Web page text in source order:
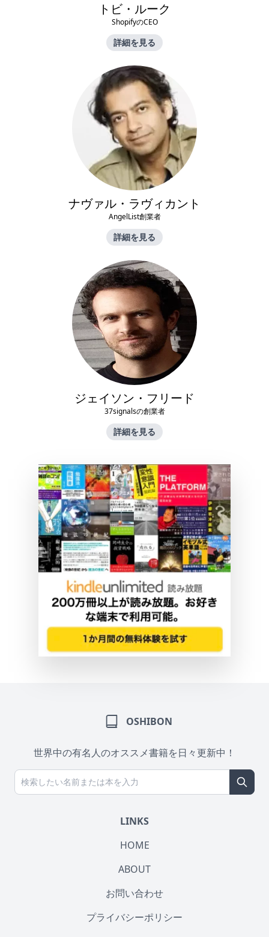
トビ・ルーク
ShopifyのCEO
詳細を見る
ナヴァル・ラヴィカント
AngelList創業者
詳細を見る
ジェイソン・フリード
37signalsの創業者
詳細を見る
OSHIBON
世界中の有名人のオススメ書籍を日々更新中！
LINKS
HOME
ABOUT
お問い合わせ
プライバシーポリシー